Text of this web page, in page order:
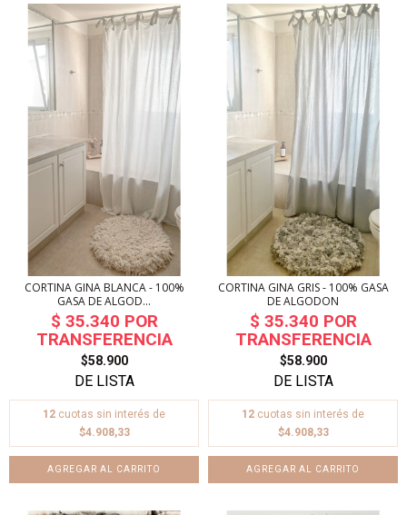
CORTINA GINA BLANCA - 100%
GASA DE ALGOD...
$58.900
12 cuotas sin interés de
$4.908,33
CORTINA GINA GRIS - 100% GASA
DE ALGODON
$58.900
12 cuotas sin interés de
$4.908,33